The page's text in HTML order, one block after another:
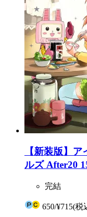
【新装版】
ルズ After20
完結
650/¥715(税